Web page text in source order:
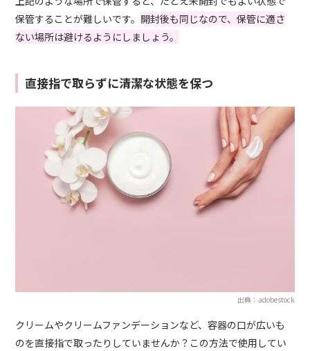
保管することが難しいです。 開封後も同じなので、保管に適さ
ない場所は避けるようにしましょう。
直接指で取らずに清潔な状態を保つ
出典：adobestock
クリームやクリームファンデーションなど、容器の口が広いも
のを直接指で取ったりしていませんか？この方法で使用してい